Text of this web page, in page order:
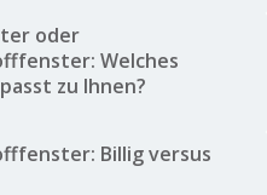
oder
Welches
zu Ihnen?
Billig versus